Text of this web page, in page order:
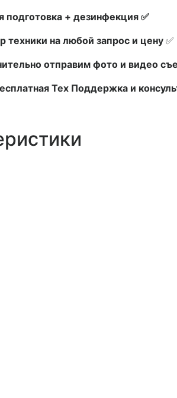
+ дезинфекция ✅
техники на любой запрос и цену ✅
отправим фото и видео
Тех Поддержка и